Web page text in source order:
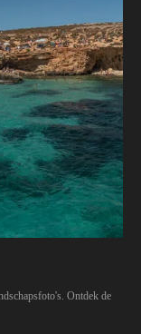
Ontdek de